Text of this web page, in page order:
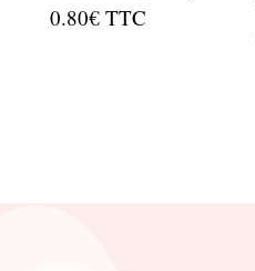
0.80€ TTC